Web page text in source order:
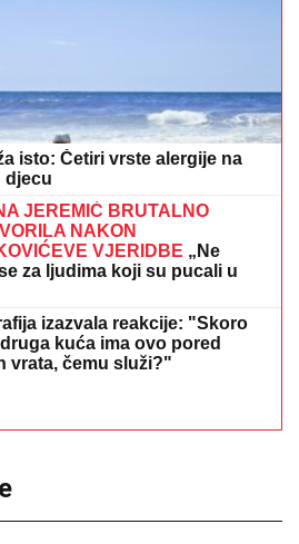
isto: Četiri vrste alergije na
djecu
JEREMIĆ BRUTALNO
NAKON
VJERIDBE „Ne
za ljudima koji su pucali u
izazvala reakcije: "Skoro
kuća ima ovo pored
vrata, čemu služi?"